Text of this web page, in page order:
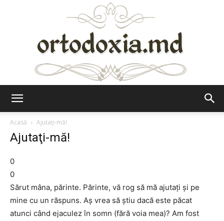
Acasă
Ajutaţi-mă!
Ajutaţi-mă!
0
0
Sărut mâna, părinte. Părinte, vă rog să mă ajutaţi şi pe
mine cu un răspuns. Aş vrea să ştiu dacă este păcat
atunci când ejaculez în somn (fără voia mea)? Am fost